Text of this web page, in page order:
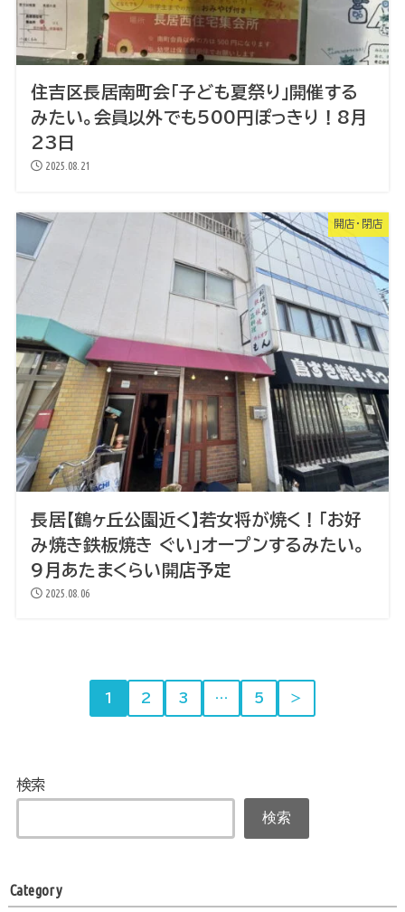
住吉区長居南町会「子ども夏祭り」開催する
みたい。会員以外でも500円ぽっきり！8月
23日
2025.08.21
開店・閉店
長居【鶴ヶ丘公園近く】若女将が焼く！「お好
み焼き鉄板焼き ぐい」オープンするみたい。
9月あたまくらい開店予定
2025.08.06
1 2 3 … 5 ＞
検索
検索
Category